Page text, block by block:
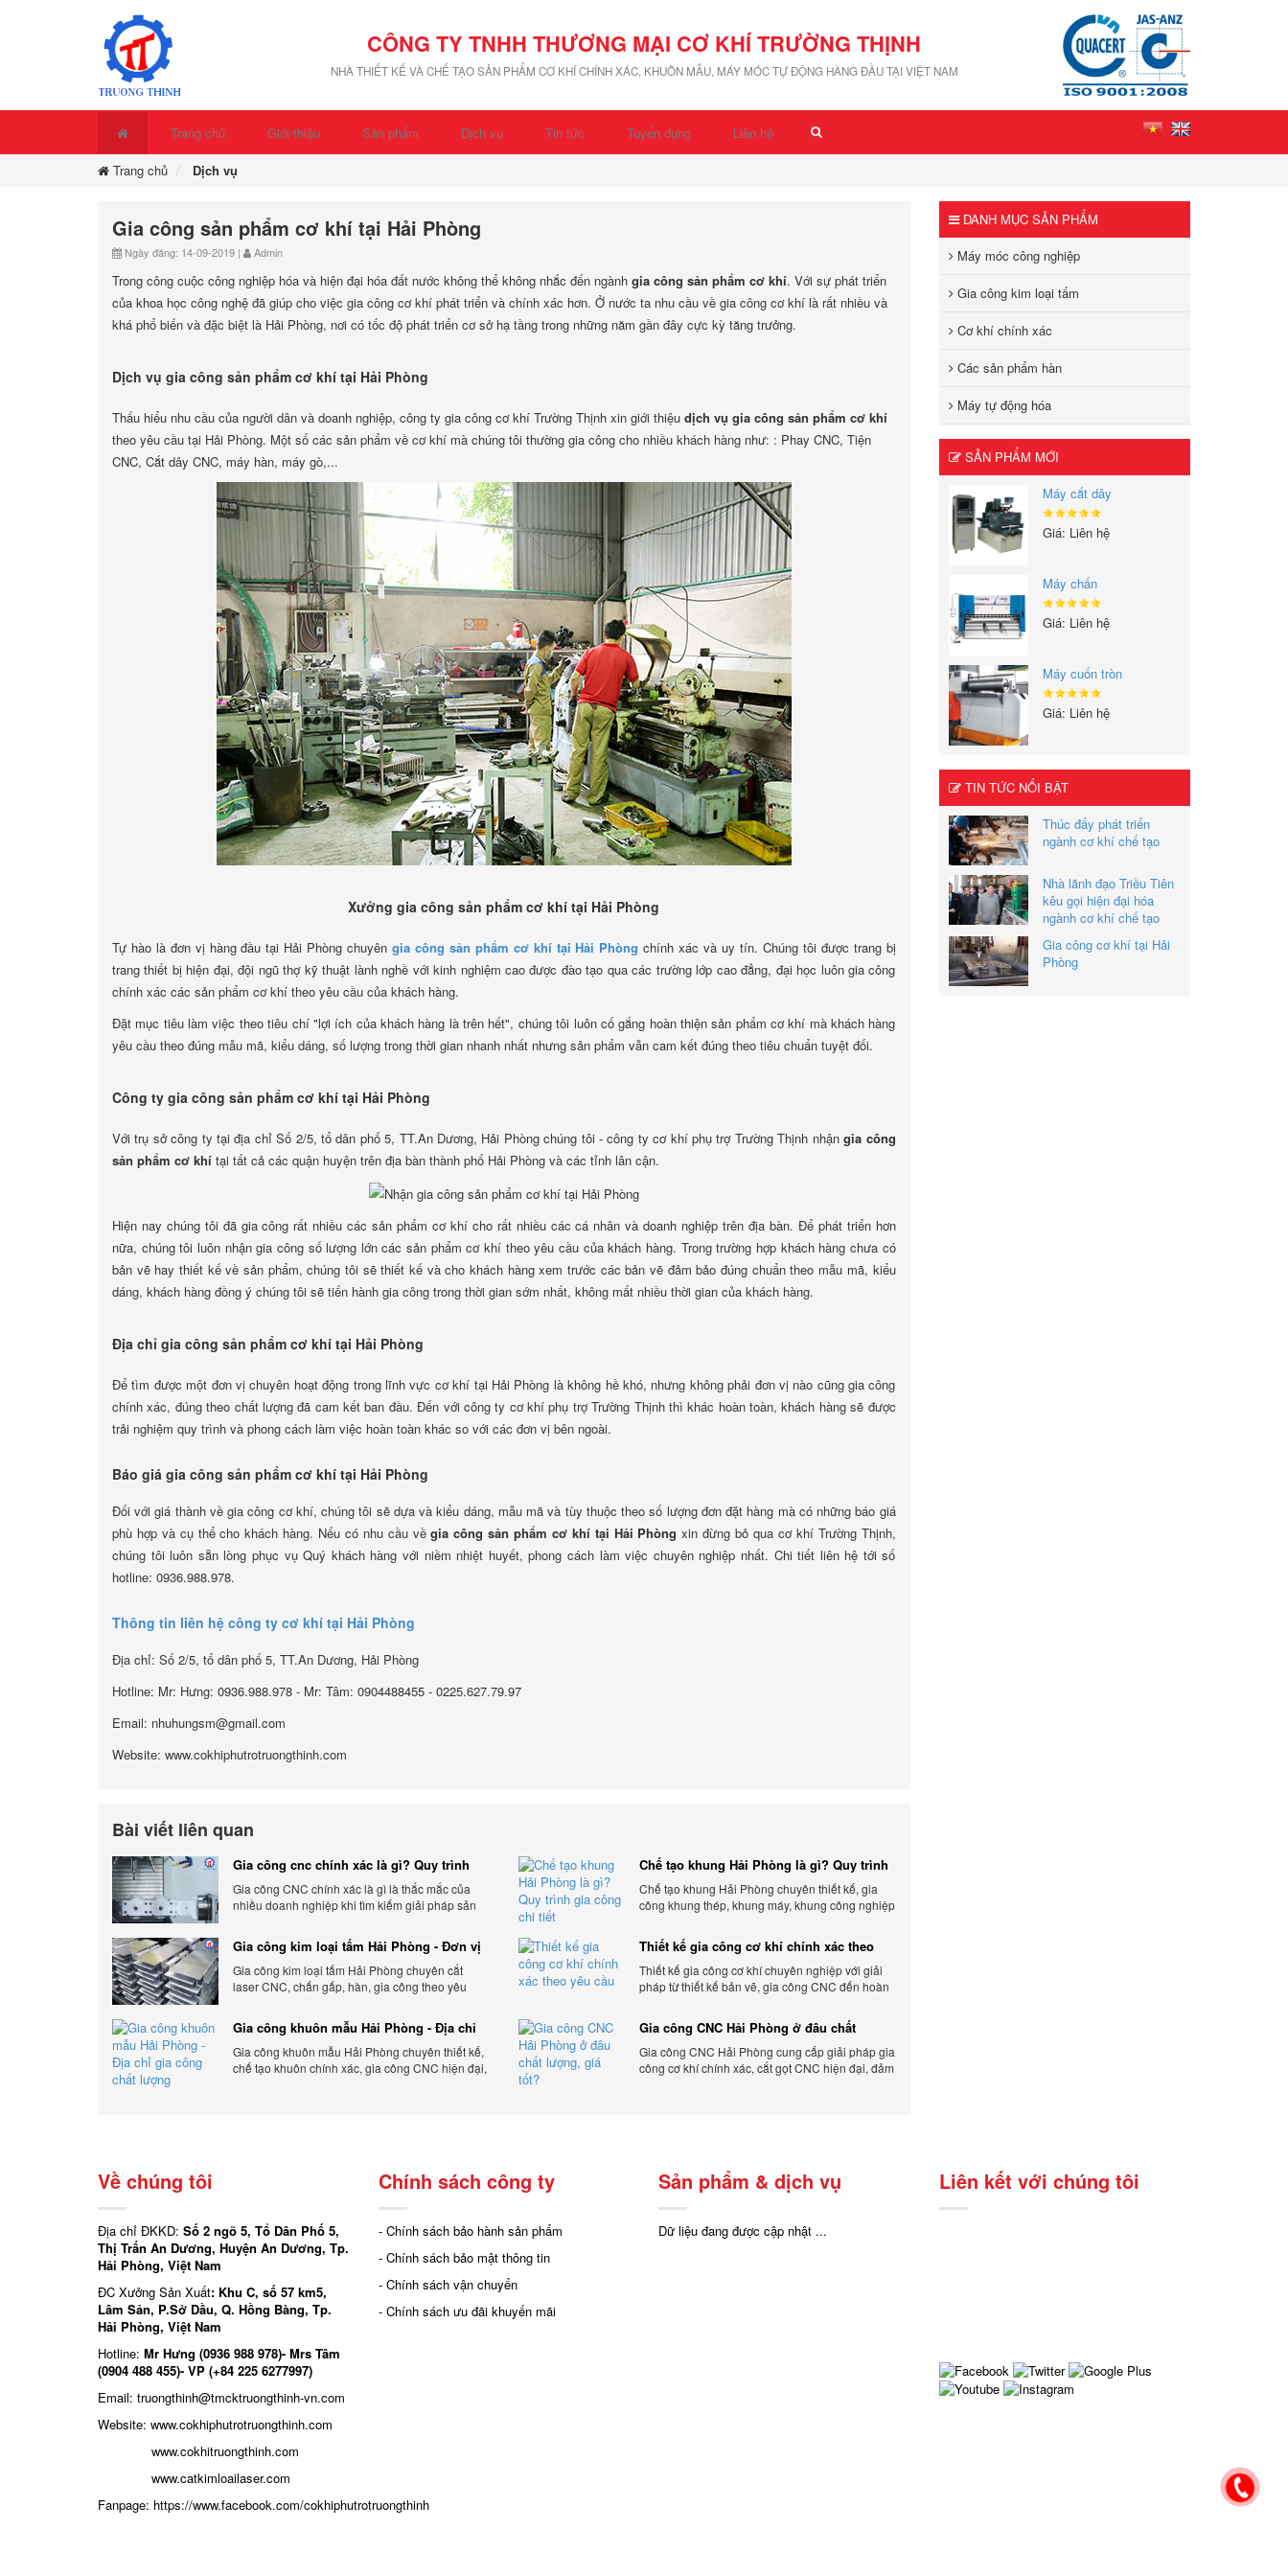
CÔNG TY TNHH THƯƠNG MẠI CƠ KHÍ TRƯỜNG THỊNH
NHÀ THIẾT KẾ VÀ CHẾ TẠO SẢN PHẨM CƠ KHÍ CHÍNH XÁC, KHUÔN MẪU, MÁY MÓC TỰ ĐỘNG HÀNG ĐẦU TẠI VIỆT NAM
Trang chủ Giới thiệu Sản phẩm Dịch vụ Tin tức Tuyển dụng Liên hệ
Trang chủ Dịch vụ
Gia công sản phẩm cơ khí tại Hải Phòng
Ngày đăng: 14-09-2019 | Admin
Trong công cuộc công nghiệp hóa và hiện đại hóa đất nước không thể không nhắc đến ngành gia công sản phẩm cơ khí. Với sự phát triển
của khoa học công nghệ đã giúp cho việc gia công cơ khí phát triển và chính xác hơn. Ở nước ta nhu cầu về gia công cơ khí là rất nhiều và
khá phổ biến và đặc biệt là Hải Phòng, nơi có tốc độ phát triển cơ sở hạ tầng trong những năm gần đây cực kỳ tăng trưởng.
Dịch vụ gia công sản phẩm cơ khí tại Hải Phòng
Thấu hiểu nhu cầu của người dân và doanh nghiệp, công ty gia công cơ khí Trường Thịnh xin giới thiệu dịch vụ gia công sản phẩm cơ khí
theo yêu cầu tại Hải Phòng. Một số các sản phẩm về cơ khí mà chúng tôi thường gia công cho nhiều khách hàng như: : Phay CNC, Tiện
CNC, Cắt dây CNC, máy hàn, máy gò,...
Xưởng gia công sản phẩm cơ khí tại Hải Phòng
Tự hào là đơn vị hàng đầu tại Hải Phòng chuyêngia công sản phẩm cơ khí tại Hải Phòng chính xác và uy tín. Chúng tôi được trang bị
trang thiết bị hiện đại, đội ngũ thợ kỹ thuật lành nghề với kinh nghiệm cao được đào tạo qua các trường lớp cao đẳng, đại học luôn gia công
chính xác các sản phẩm cơ khí theo yêu cầu của khách hàng.
Đặt mục tiêu làm việc theo tiêu chí "lợi ích của khách hàng là trên hết", chúng tôi luôn cố gắng hoàn thiện sản phẩm cơ khí mà khách hàng
yêu cầu theo đúng mẫu mã, kiểu dáng, số lượng trong thời gian nhanh nhất nhưng sản phẩm vẫn cam kết đúng theo tiêu chuẩn tuyệt đối.
Công ty gia công sản phẩm cơ khí tại Hải Phòng
Với trụ sở công ty tại địa chỉ Số 2/5, tổ dân phố 5, TT.An Dương, Hải Phòng chúng tôi - công ty cơ khí phụ trợ Trường Thịnh nhậngia công
sản phẩm cơ khí tại tất cả các quận huyện trên địa bàn thành phố Hải Phòng và các tỉnh lân cận.
Hiện nay chúng tôi đã gia công rất nhiều các sản phẩm cơ khí cho rất nhiều các cá nhân và doanh nghiệp trên địa bàn. Để phát triển hơn
nữa, chúng tôi luôn nhận gia công số lượng lớn các sản phẩm cơ khí theo yêu cầu của khách hàng. Trong trường hợp khách hàng chưa có
bản vẽ hay thiết kế về sản phẩm, chúng tôi sẽ thiết kế và cho khách hàng xem trước các bản vẽ đảm bảo đúng chuẩn theo mẫu mã, kiểu
dáng, khách hàng đồng ý chúng tôi sẽ tiến hành gia công trong thời gian sớm nhất, không mất nhiều thời gian của khách hàng.
Địa chỉ gia công sản phẩm cơ khí tại Hải Phòng
Để tìm được một đơn vị chuyên hoạt động trong lĩnh vực cơ khí tại Hải Phòng là không hề khó, nhưng không phải đơn vị nào cũng gia công
chính xác, đúng theo chất lượng đã cam kết ban đầu. Đến với công ty cơ khí phụ trợ Trường Thịnh thì khác hoàn toàn, khách hàng sẽ được
trải nghiệm quy trình và phong cách làm việc hoàn toàn khác so với các đơn vị bên ngoài.
Báo giá gia công sản phẩm cơ khí tại Hải Phòng
Đối với giá thành về gia công cơ khí, chúng tôi sẽ dựa và kiểu dáng, mẫu mã và tùy thuộc theo số lượng đơn đặt hàng mà có những báo giá
phù hợp và cụ thể cho khách hàng. Nếu có nhu cầu vềgia công sản phẩm cơ khí tại Hải Phòng xin đừng bỏ qua cơ khí Trường Thịnh,
chúng tôi luôn sẵn lòng phục vụ Quý khách hàng với niềm nhiệt huyết, phong cách làm việc chuyên nghiệp nhất. Chi tiết liên hệ tới số
hotline: 0936.988.978.
Thông tin liên hệ công ty cơ khí tại Hải Phòng
Địa chỉ: Số 2/5, tổ dân phố 5, TT.An Dương, Hải Phòng
Hotline: Mr: Hưng: 0936.988.978 - Mr: Tâm: 0904488455 - 0225.627.79.97
Email: nhuhungsm@gmail.com
Website: www.cokhiphutrotruongthinh.com
Bài viết liên quan
Gia công cnc chính xác là gì? Quy trình
chính xác, đẳng cấp
Gia công CNC chính xác là gì là thắc mắc của
nhiều doanh nghiệp khi tìm kiếm giải pháp sản
Chế tạo khung Hải Phòng là gì? Quy trình
gia công chi tiết
Chế tạo khung Hải Phòng chuyên thiết kế, gia
công khung thép, khung máy, khung công nghiệp
ưu chi phí.
Gia công kim loại tấm Hải Phòng - Đơn vị
gia công uy tín 2026
Gia công kim loại tấm Hải Phòng chuyên cắt
laser CNC, chấn gấp, hàn, gia công theo yêu
Thiết kế gia công cơ khí chính xác theo
yêu cầu
Thiết kế gia công cơ khí chuyên nghiệp với giải
pháp từ thiết kế bản vẽ, gia công CNC đến hoàn
Gia công khuôn mẫu Hải Phòng - Địa chỉ
gia công chất lượng
Gia công khuôn mẫu Hải Phòng chuyên thiết kế,
chế tạo khuôn chính xác, gia công CNC hiện đại,
Gia công CNC Hải Phòng ở đâu chất
lượng, giá tốt?
Gia công CNC Hải Phòng cung cấp giải pháp gia
công cơ khí chính xác, cắt gọt CNC hiện đại, đảm
DANH MỤC SẢN PHẨM
Máy móc công nghiệp
Gia công kim loại tấm
Cơ khí chính xác
Các sản phẩm hàn
Máy tự động hóa
SẢN PHẨM MỚI
Máy cắt dây
Giá: Liên hệ
Máy chấn
Giá: Liên hệ
Máy cuốn tròn
Giá: Liên hệ
TIN TỨC NỔI BẬT
Thúc đẩy phát triển
ngành cơ khí chế tạo
Nhà lãnh đạo Triều Tiên
kêu gọi hiện đại hóa
ngành cơ khí chế tạo
Gia công cơ khí tại Hải
Phòng
Về chúng tôi
Địa chỉ ĐKKD: Số 2 ngõ 5, Tổ Dân Phố 5,
Thị Trấn An Dương, Huyện An Dương, Tp.
Hải Phòng, Việt Nam
ĐC Xưởng Sản Xuất: Khu C, số 57 km5,
Lâm Sản, P.Sở Dầu, Q. Hồng Bàng, Tp.
Hải Phòng, Việt Nam
Hotline: Mr Hưng (0936 988 978)- Mrs Tâm
(0904 488 455)- VP (+84 225 6277997)
Email: truongthinh@tmcktruongthinh-vn.com
Website: www.cokhiphutrotruongthinh.com
www.cokhitruongthinh.com
www.catkimloailaser.com
Fanpage: https://www.facebook.com/cokhiphutrotruongthinh
Chính sách công ty
- Chính sách bảo hành sản phẩm
- Chính sách bảo mật thông tin
- Chính sách vận chuyển
- Chính sách ưu đãi khuyến mãi
Sản phẩm & dịch vụ
Dữ liệu đang được cập nhật ...
Liên kết với chúng tôi